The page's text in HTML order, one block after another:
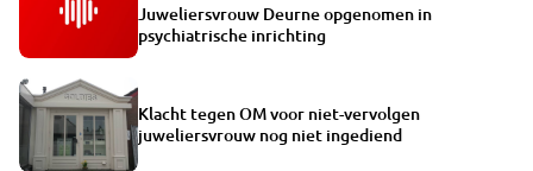
Juweliersvrouw Deurne opgenomen in
psychiatrische inrichting
Klacht tegen OM voor niet-vervolgen
juweliersvrouw nog niet ingediend